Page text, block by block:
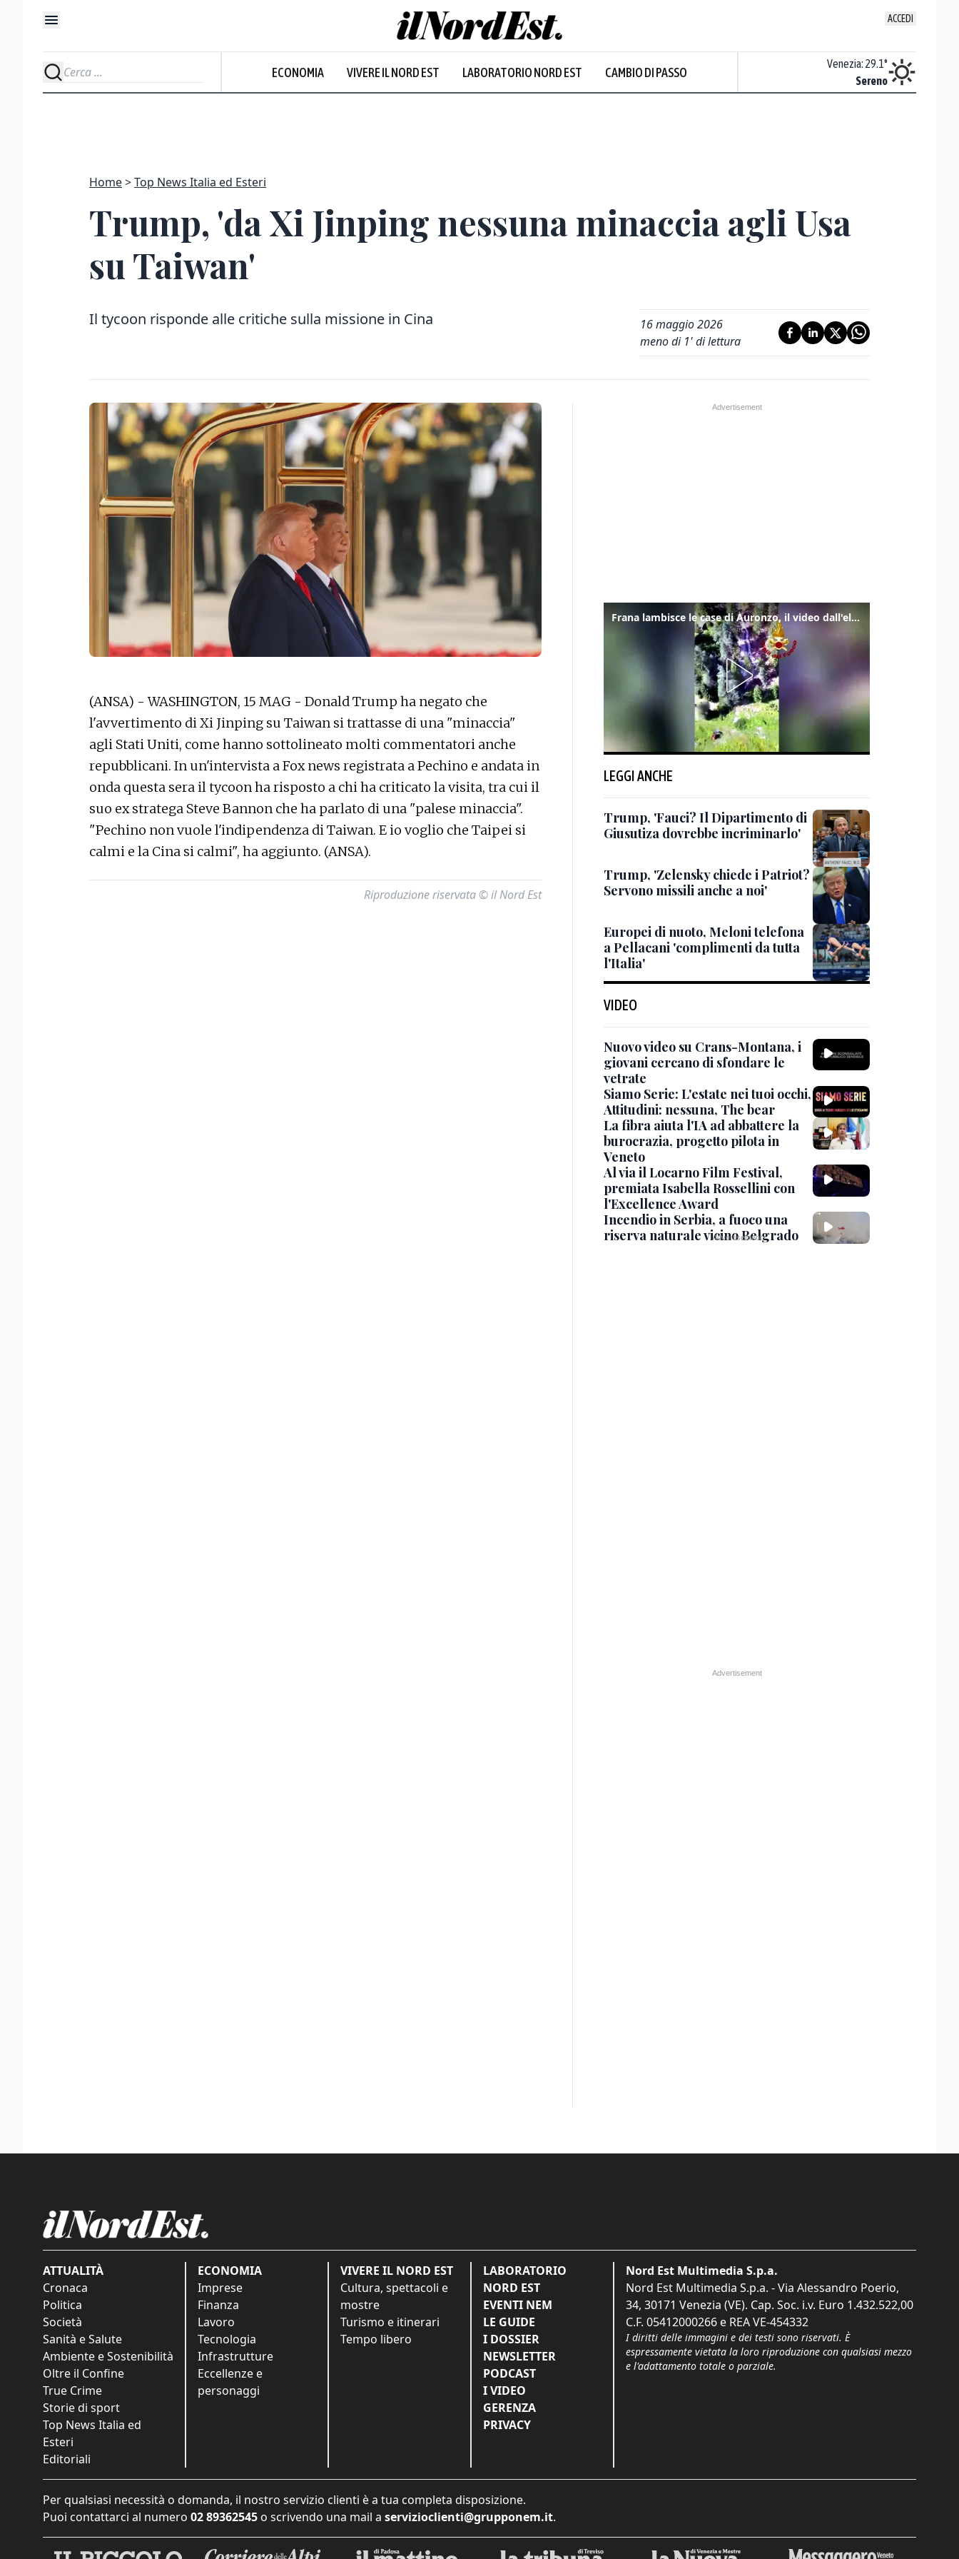
ACCEDI
ECONOMIA VIVERE IL NORD EST LABORATORIO NORD EST CAMBIO DI PASSO
Prevalentemente soleggiato
Venezia: 29.1°
Sereno
Home Top News Italia ed Esteri
Trump, 'da Xi Jinping nessuna minaccia agli Usa
su Taiwan'
Il tycoon risponde alle critiche sulla missione in Cina
16 maggio 2026
meno di 1' di lettura
(ANSA) - WASHINGTON, 15 MAG - Donald Trump ha negato che
l'avvertimento di Xi Jinping su Taiwan si trattasse di una "minaccia"
agli Stati Uniti, come hanno sottolineato molti commentatori anche
repubblicani. In un'intervista a Fox news registrata a Pechino e andata in
onda questa sera il tycoon ha risposto a chi ha criticato la visita, tra cui il
suo ex stratega Steve Bannon che ha parlato di una "palese minaccia".
"Pechino non vuole l'indipendenza di Taiwan. E io voglio che Taipei si
calmi e la Cina si calmi", ha aggiunto. (ANSA).
Riproduzione riservata © il Nord Est
Frana lambisce le case di Auronzo, il video dall'elicottero dei vigili del fuoco
LEGGI ANCHE
Trump, 'Fauci? Il Dipartimento di
Giusutiza dovrebbe incriminarlo'
Trump, 'Zelensky chiede i Patriot?
Servono missili anche a noi'
Europei di nuoto, Meloni telefona
a Pellacani 'complimenti da tutta
l'Italia'
VIDEO
Nuovo video su Crans-Montana, i
giovani cercano di sfondare le
vetrate
Siamo Serie: L'estate nei tuoi occhi,
Attitudini: nessuna, The bear
La fibra aiuta l'IA ad abbattere la
burocrazia, progetto pilota in
Veneto
Al via il Locarno Film Festival,
premiata Isabella Rossellini con
l'Excellence Award
Incendio in Serbia, a fuoco una
riserva naturale vicino Belgrado
ATTUALITÀ
Cronaca
Politica
Società
Sanità e Salute
Ambiente e Sostenibilità
Oltre il Confine
True Crime
Storie di sport
Top News Italia ed
Esteri
Editoriali
ECONOMIA
Imprese
Finanza
Lavoro
Tecnologia
Infrastrutture
Eccellenze e
personaggi
VIVERE IL NORD EST
Cultura, spettacoli e
mostre
Turismo e itinerari
Tempo libero
LABORATORIO
NORD EST
EVENTI NEM
LE GUIDE
I DOSSIER
NEWSLETTER
PODCAST
I VIDEO
GERENZA
PRIVACY
Nord Est Multimedia S.p.a.
Nord Est Multimedia S.p.a. - Via Alessandro Poerio,
34, 30171 Venezia (VE). Cap. Soc. i.v. Euro 1.432.522,00
C.F. 05412000266 e REA VE-454332
I diritti delle immagini e dei testi sono riservati. È
espressamente vietata la loro riproduzione con qualsiasi mezzo
e l'adattamento totale o parziale.
Per qualsiasi necessità o domanda, il nostro servizio clienti è a tua completa disposizione.
Puoi contattarci al numero 02 89362545 o scrivendo una mail a servizioclienti@grupponem.it.